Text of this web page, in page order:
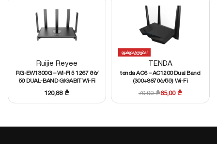
დეტალური მონაცემების გახსნა
მსგავსი პროდუქციის შერჩევა
Ruijie Reyee
RG-EW1300G – WI-FI 5 1267 მბ/
წმ DUAL-BAND GIGABIT Wi-Fi
როუტერი, Mesh
მხარდაჭერით
120,88₾
ფასდაკლება!
TENDA
tenda AC6 – AC1200 Dual Band
(300+867მბ/წმ) Wi-Fi
როუტერი, 4x5dBi ანტენით
70,00₾65,00₾